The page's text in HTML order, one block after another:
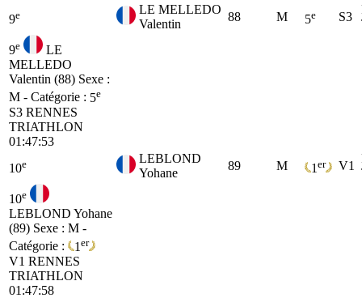
9e
LE MELLEDO
Valentin
88 M 5e S3
9e
LE
MELLEDO
Valentin (88) Sexe :
M - Catégorie : 5e
S3 RENNES
TRIATHLON
01:47:53
10e
LEBLOND
Yohane
89 M 1 er V1
10e
LEBLOND Yohane
(89) Sexe : M -
Catégorie :
1 er
V1 RENNES
TRIATHLON
01:47:58